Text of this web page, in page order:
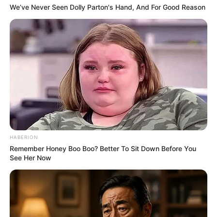
Babysitter Undercover
Kutunggu Kau di Malam Natal (2013), sebagai Dinda
Cantik Jelita From England To Bali
Cintaku Nyangkut Di Bali
Kisah Cinta Surti dan Tejo
Penghargaan
Asia Model Festival Awards 2011 – Model Star Award –
Nadila Ernesta
Quotes
FAQ
We’ve Never Seen Dolly Parton's Hand, And For Good Reason
HABERION
Remember Honey Boo Boo? Better To Sit Down Before You
See Her Now